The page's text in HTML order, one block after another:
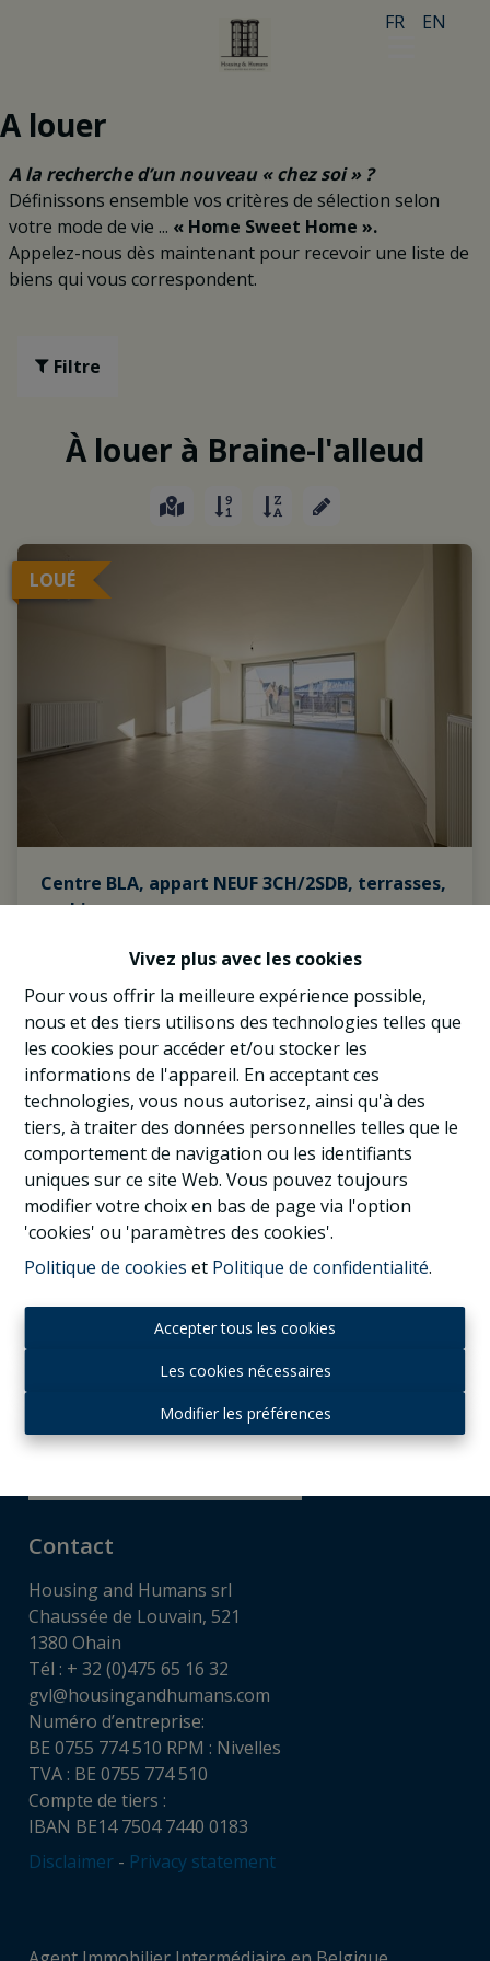
Vivez plus avec les cookies
Pour vous offrir la meilleure expérience possible,
nous et des tiers utilisons des technologies telles que
les cookies pour accéder et/ou stocker les
informations de l'appareil. En acceptant ces
technologies, vous nous autorisez, ainsi qu'à des
tiers, à traiter des données personnelles telles que le
comportement de navigation ou les identifiants
uniques sur ce site Web. Vous pouvez toujours
modifier votre choix en bas de page via l'option
'cookies' ou 'paramètres des cookies'.
Politique de cookies et Politique de confidentialité.
Accepter tous les cookies
Les cookies nécessaires
Modifier les préférences
FR EN
A louer
A la recherche d’un nouveau « chez soi » ?
Définissons ensemble vos critères de sélection selon
votre mode de vie ... « Home Sweet Home ».
Appelez-nous dès maintenant pour recevoir une liste de
biens qui vous correspondent.
Filtre
À louer à Braine-l'alleud
LOUÉ
Centre BLA, appart NEUF 3CH/2SDB, terrasses,
parking
1420 Braine-L'alleud
1037410
3 1 1
Contact
Housing and Humans srl
Chaussée de Louvain, 521
1380 Ohain
Tél : + 32 (0)475 65 16 32
gvl@housingandhumans.com
Numéro d’entreprise:
BE 0755 774 510 RPM : Nivelles
TVA : BE 0755 774 510
Compte de tiers :
IBAN BE14 7504 7440 0183
Disclaimer - Privacy statement